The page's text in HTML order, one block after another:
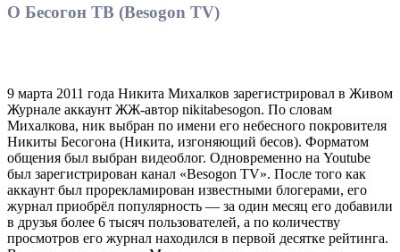
О Бесогон ТВ (Besogon TV)
9 марта 2011 года Никита Михалков зарегистрировал в Живом
Журнале аккаунт ЖЖ-автор nikitabesogon. По словам
Михалкова, ник выбран по имени его небесного покровителя
Никиты Бесогона (Никита, изгоняющий бесов). Форматом
общения был выбран видеоблог. Одновременно на Youtube
был зарегистрирован канал «Besogon TV». После того как
аккаунт был прорекламирован известными блогерами, его
журнал приобрёл популярность — за один месяц его добавили
в друзья более 6 тысяч пользователей, а по количеству
просмотров его журнал находился в первой десятке рейтинга.